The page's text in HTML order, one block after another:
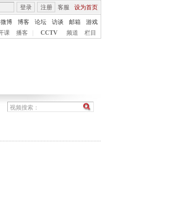
客服 设为首页
登录 注册
微博 博客 论坛 访谈 邮箱
游戏
课 播客 CCTV 频道 栏目